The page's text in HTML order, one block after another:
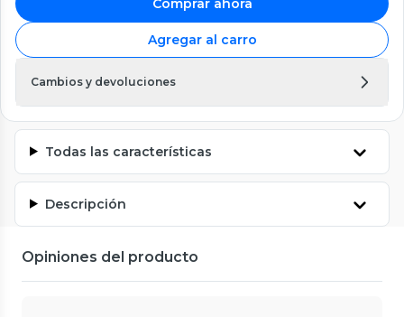
Agregar al carro
Cambios y devoluciones
Todas las características
Descripción
Opiniones del producto